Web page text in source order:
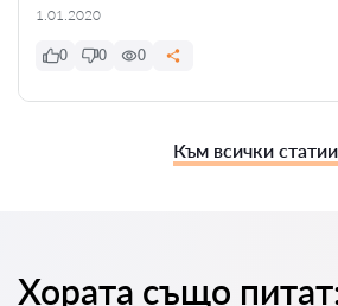
1.01.2020
0 0 0
Към всички статии
Хората също